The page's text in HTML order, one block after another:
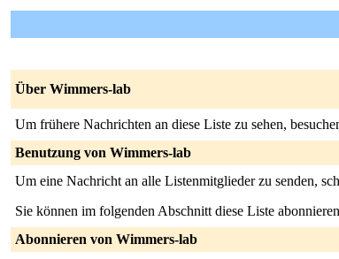
Über Wimmers-lab
Um frühere Nachrichten an diese Liste zu sehen,
Benutzung von Wimmers-lab
Um eine Nachricht an alle Listenmitglieder zu senden,
Sie können im folgenden Abschnitt diese Liste
Abonnieren von Wimmers-lab